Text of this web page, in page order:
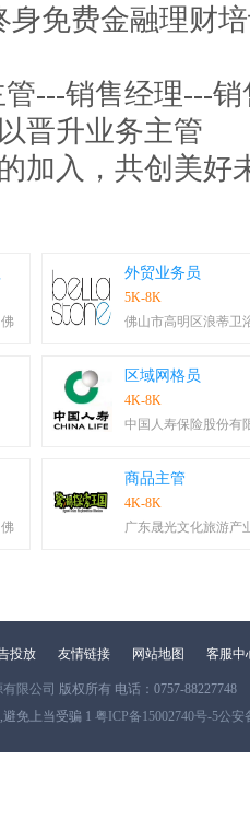
身免费金融理财
---销售经理---
晋升业务主管
加入，共创美好
外贸业务员
5K-8K
佛山市高明区浪蒂卫
区域网格员
4K-8K
中国人寿保险股份有
商品主管
4K-8K
广东晟光文化旅游产
投放 友情链接 网站地图 客服中
限公司 版权所有 电话：0757-88227748
免上当受骗 1 粤ICP备15002740号-5公安